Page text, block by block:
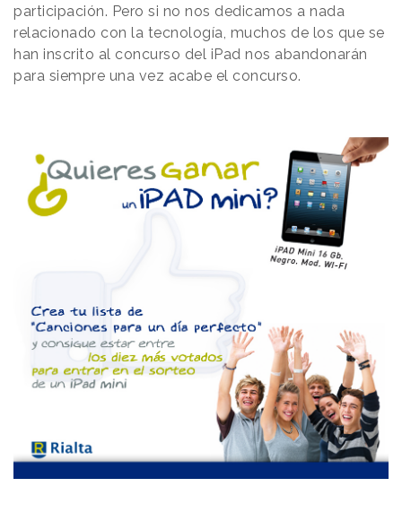
participación. Pero si no nos dedicamos a nada
relacionado con la tecnología, muchos de los que se
han inscrito al concurso del iPad nos abandonarán
para siempre una vez acabe el concurso.